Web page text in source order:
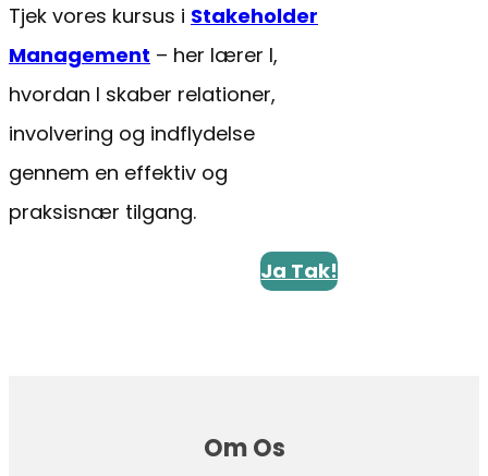
Tjek vores kursus i Stakeholder
Management – her lærer I,
hvordan I skaber relationer,
involvering og indflydelse
gennem en effektiv og
praksisnær tilgang.
Ja Tak!
Om Os